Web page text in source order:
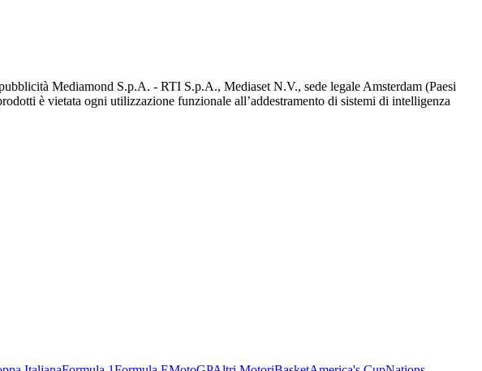
Mediamond S.p.A. - RTI S.p.A., Mediaset N.V., sede legale Amsterdam (Paesi
è vietata ogni utilizzazione funzionale all’addestramento di sistemi di intelligenza